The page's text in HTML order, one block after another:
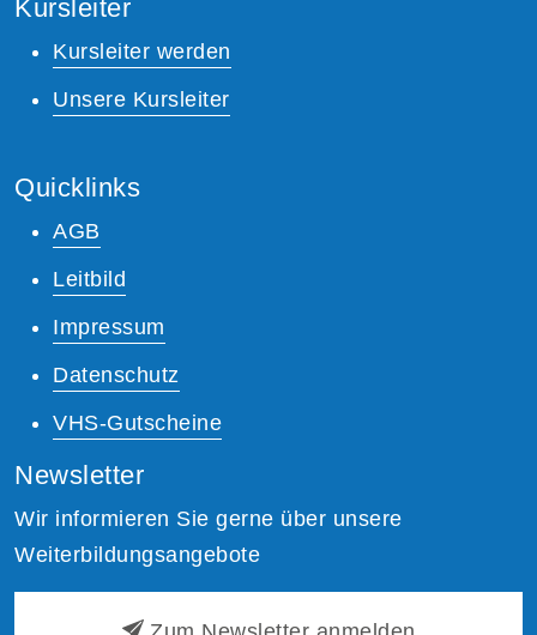
Kursleiter
Kursleiter werden
Unsere Kursleiter
Quicklinks
AGB
Leitbild
Impressum
Datenschutz
VHS-Gutscheine
Newsletter
Wir informieren Sie gerne über unsere
Weiterbildungsangebote